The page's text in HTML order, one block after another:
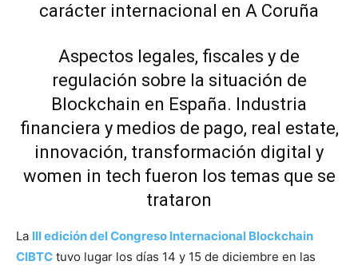
carácter internacional en A Coruña
Aspectos legales, fiscales y de
regulación sobre la situación de
Blockchain en España. Industria
financiera y medios de pago, real estate,
innovación, transformación digital y
women in tech fueron los temas que se
trataron
La III edición del Congreso Internacional Blockchain
CIBTC tuvo lugar los días 14 y 15 de diciembre en las